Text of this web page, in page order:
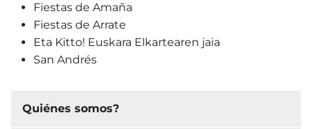
Fiestas de Amaña
Fiestas de Arrate
Eta Kitto! Euskara Elkartearen jaia
San Andrés
Quiénes somos?